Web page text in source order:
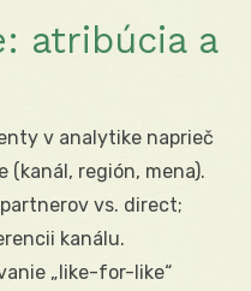
atribúcia a
v analytike naprieč
(kanál, región, mena).
vs. direct;
kanálu.
„like-for-like“